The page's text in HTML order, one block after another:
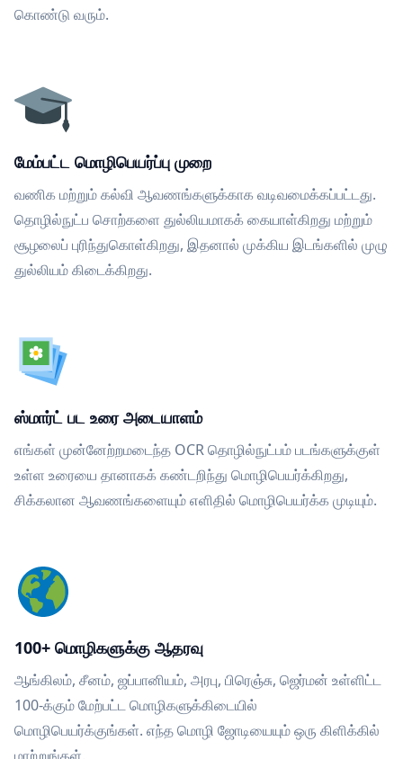
கொண்டு வரும்.
மேம்பட்ட மொழிபெயர்ப்பு முறை
வணிக மற்றும் கல்வி ஆவணங்களுக்காக வடிவமைக்கப்பட்டது.
தொழில்நுட்ப சொற்களை துல்லியமாகக் கையாள்கிறது மற்றும்
சூழலைப் புரிந்துகொள்கிறது, இதனால் முக்கிய இடங்களில் முழு
துல்லியம் கிடைக்கிறது.
ஸ்மார்ட் பட உரை அடையாளம்
எங்கள் முன்னேற்றமடைந்த OCR தொழில்நுட்பம் படங்களுக்குள்
உள்ள உரையை தானாகக் கண்டறிந்து மொழிபெயர்க்கிறது,
சிக்கலான ஆவணங்களையும் எளிதில் மொழிபெயர்க்க முடியும்.
100+ மொழிகளுக்கு ஆதரவு
ஆங்கிலம், சீனம், ஜப்பானியம், அரபு, பிரெஞ்சு, ஜெர்மன் உள்ளிட்ட
100-க்கும் மேற்பட்ட மொழிகளுக்கிடையில்
மொழிபெயர்க்குங்கள். எந்த மொழி ஜோடியையும் ஒரு கிளிக்கில்